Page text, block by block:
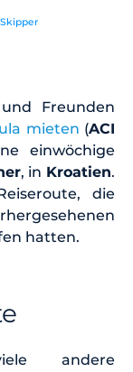
Skipper
Freunden
mieten (ACI
einwöchige
, in Kroatien.
die
hatten.
andere